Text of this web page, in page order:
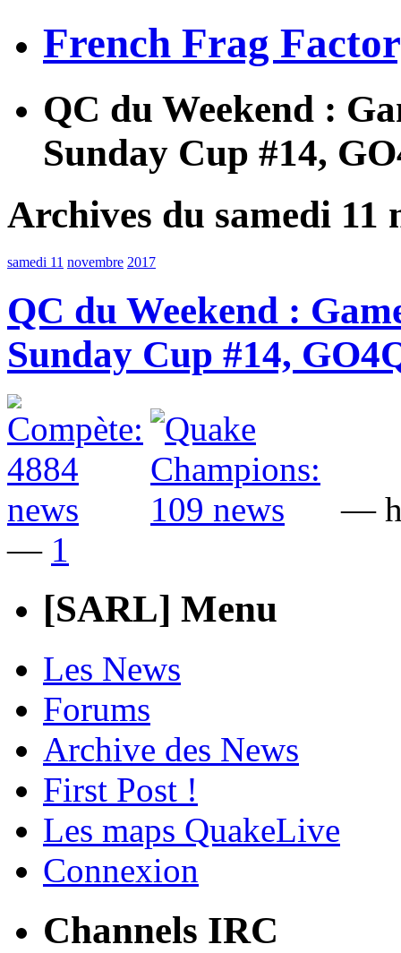
French Frag
QC du Weekend :
Sunday Cup #14,
Archives du samedi 11
samedi 11 novembre 2017
QC du Weekend :
Sunday Cup #14,
—
— 1
[SARL] Menu
Les News
Forums
Archive des News
First Post !
Les maps QuakeLive
Connexion
Channels IRC